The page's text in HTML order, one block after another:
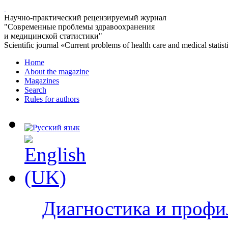
Научно-практический рецензируемый журнал
"Современные проблемы здравоохранения
и медицинской статистики"
Scientific journal «Current problems of health care and medical
Home
About the magazine
Magazines
Search
Rules for authors
Диагностика и